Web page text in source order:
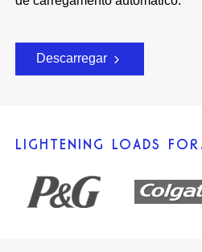
Descarregar
LIGHTENING LOADS